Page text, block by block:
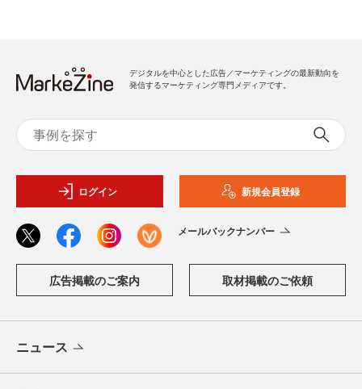
デジタルを中心とした広告／マーケティングの最新動向を
発信するマーケティング専門メディアです。
ログイン 新規会員登録
メールバックナンバー
広告掲載のご案内 取材掲載のご依頼
ニュース